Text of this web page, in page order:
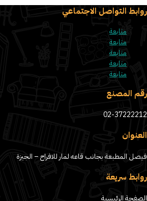
روابط التواصل الاجتماعي
متابعة
متابعة
متابعة
متابعة
متابعة
رقم المصنع
02-37222212
العنوان
فيصل المطبعة بجانب قاعه لمار للافراح – الجيزة
روابط سريعة
الصفحة الرئيسية